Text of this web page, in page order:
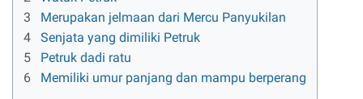
3
Merupakan jelmaan dari Mercu Panyukilan
4
Senjata yang dimiliki Petruk
5
Petruk dadi ratu
6
Memiliki umur panjang dan mampu berperang